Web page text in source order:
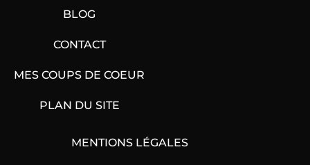
BLOG
CONTACT
MES COUPS DE COEUR
PLAN DU SITE
MENTIONS LÉGALES